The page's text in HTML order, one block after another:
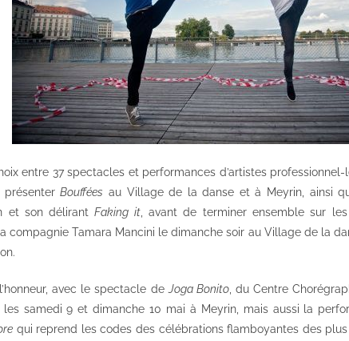
entre 37 spectacles et performances d’artistes
présenterBouffées au Village de la danse et à Meyrin, ainsi
et son délirantFaking it, avant de terminer ensemble sur
compagnie Tamara Mancini le dimanche soir au Village de la
avec le spectacle de Joga Bonito, du Centre
les samedi 9 et dimanche 10 mai à Meyrin, mais aussi la
qui reprend les codes des célébrations flamboyantes des